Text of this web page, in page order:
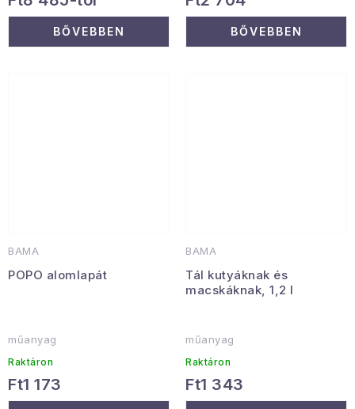
BŐVEBBEN BŐVEBBEN
BAMA
POPO alomlapát
műanyag
Raktáron
Ft1 173
BAMA
Tál kutyáknak és
macskáknak, 1,2 l
műanyag
Raktáron
Ft1 343